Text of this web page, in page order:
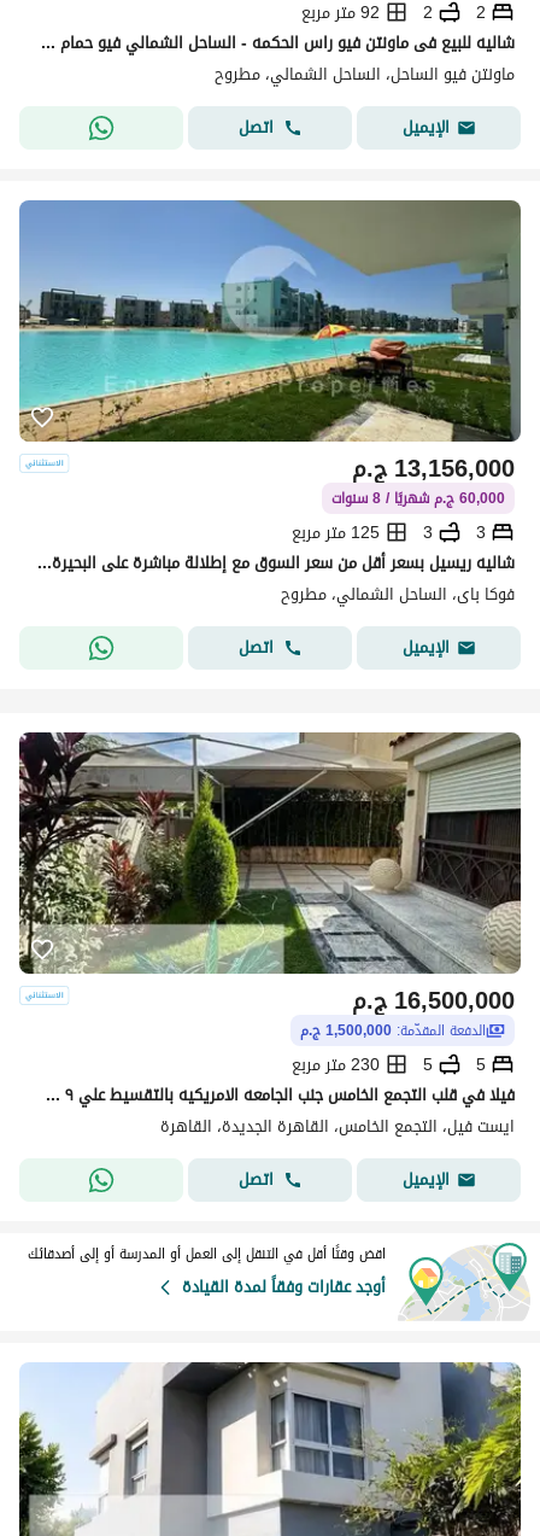
2
2
92 متر مربع
شاليه للبيع فى ماونتن فيو راس الحكمه - الساحل الشمالي فيو حمام سباحه بحري المساحه 92م 2 غرفه + 2حمام دور اول المبني ارضي ودورين فقط المقدم 4.500. 0
ماونتن فيو الساحل، الساحل الشمالي، مطروح
الإيميل
اتصل
ج.م13,156,000
60,000 ج.م شهريًا / 8 سنوات
3
3
125 متر مربع
شاليه ريسيل بسعر أقل من سعر السوق مع إطلالة مباشرة على البحيرة معروض للبيع في فوكاباى من تطوير مصر
فوكا باى، الساحل الشمالي، مطروح
الإيميل
اتصل
ج.م16,500,000
الدفعة المقدّمة: 1,500,000 ج.م
5
5
230 متر مربع
فيلا في قلب التجمع الخامس جنب الجامعه الامريكيه بالتقسيط علي ٩ سنين
ايست فيل، التجمع الخامس، القاهرة الجديدة، القاهرة
الإيميل
اتصل
اقض وقتًا أقل في التنقل إلى العمل أو المدرسة أو إلى أصدقائك
أوجد عقارات وفقاً لمدة القيادة